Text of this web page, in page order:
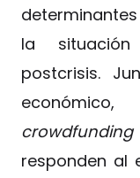
la
postcrisis.
responden al